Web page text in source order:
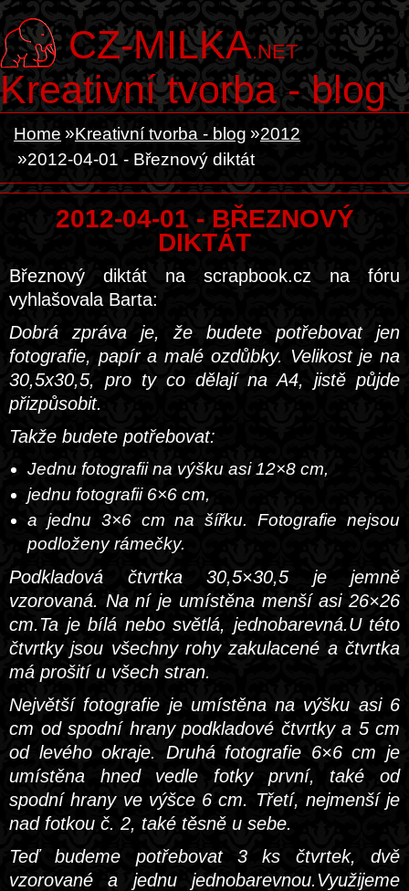
CZ-MILKA.NET
Kreativní tvorba - blog
Home Kreativní tvorba - blog
2012
2012-04-01 - Březnový diktát
2012-04-01 - BŘEZNOVÝ
DIKTÁT
Březnový diktát na scrapbook.cz na fóru
vyhlašovala Barta:
Dobrá zpráva je, že budete potřebovat jen
fotografie, papír a malé ozdůbky. Velikost je na
30,5x30,5, pro ty co dělají na A4, jistě půjde
přizpůsobit.
Takže budete potřebovat:
Jednu fotografii na výšku asi 12×8 cm,
jednu fotografii 6×6 cm,
a jednu 3×6 cm na šířku. Fotografie nejsou
podloženy rámečky.
Podkladová čtvrtka 30,5×30,5 je jemně
vzorovaná. Na ní je umístěna menší asi 26×26
cm.Ta je bílá nebo světlá, jednobarevná.U této
čtvrtky jsou všechny rohy zakulacené a čtvrtka
má prošití u všech stran.
Největší fotografie je umístěna na výšku asi 6
cm od spodní hrany podkladové čtvrtky a 5 cm
od levého okraje. Druhá fotografie 6×6 cm je
umístěna hned vedle fotky první, také od
spodní hrany ve výšce 6 cm. Třetí, nejmenší je
nad fotkou č. 2, také těsně u sebe.
Teď budeme potřebovat 3 ks čtvrtek, dvě
vzorované a jednu jednobarevnou.Využijeme